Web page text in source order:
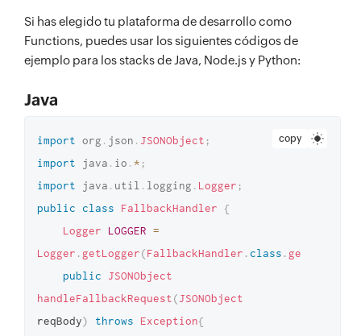
Si has elegido tu plataforma de desarrollo como
Functions, puedes usar los siguientes códigos de
ejemplo para los stacks de Java, Node.js y Python:
Java
copy
import org . json . JSONObject ;
import
java . io . * ;
import
java . util . logging . Logger ;
public class FallbackHandler
{
Logger
LOGGER =
Logger . getLogger(FallbackHandler .class . getName
public
JSONObject
handleFallbackRequest(JSONObject
reqBody) throws Exception{